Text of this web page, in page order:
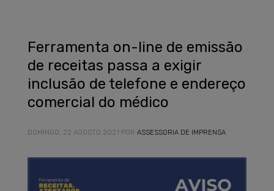
Ferramenta on-line de emissão
de receitas passa a exigir
inclusão de telefone e endereço
comercial do médico
DOMINGO, 22 AGOSTO 2021 POR ASSESSORIA DE IMPRENSA